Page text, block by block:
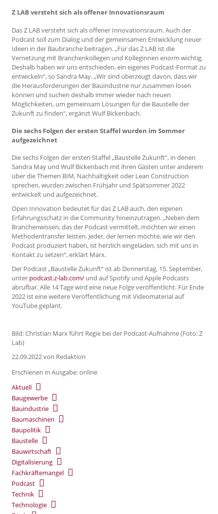
Z LAB versteht sich als offener Innovationsraum
Das Z LAB versteht sich als offener Innovationsraum. Auch der
Podcast soll zum Dialog und der gemeinsamen Entwicklung neuer
Ideen in der Baubranche beitragen. „Für das Z LAB ist die
Vernetzung mit Branchenkollegen und Kolleginnen enorm wichtig.
Deshalb haben wir uns entschieden, ein eigenes Podcast-Format zu
entwickeln“, so Sandra May. „Wir sind überzeugt davon, dass wir
die Herausforderungen der Bauindustrie nur zusammen lösen
können und suchen deshalb immer wieder nach neuen
Möglichkeiten, um gemeinsam Lösungen für die Baustelle der
Zukunft zu finden“, ergänzt Wulf Bickenbach.
Die sechs Folgen der ersten Staffel wurden im Sommer
aufgezeichnet
Die sechs Folgen der ersten Staffel „Baustelle Zukunft“, in denen
Sandra May und Wulf Bickenbach mit ihren Gästen unter anderem
über die Themen BIM, Nachhaltigkeit oder Lean Construction
sprechen, wurden zwischen Frühjahr und Spätsommer 2022
entwickelt und aufgezeichnet.
Open Innovation bedeutet für das Z LAB auch, den eigenen
Erfahrungsschatz in die Community hineinzutragen. „Neben dem
Branchenwissen, das der Podcast vermittelt, möchten wir einen
Methodentransfer leisten. Jeder, der lernen möchte, wie wir den
Podcast produziert haben, ist herzlich eingeladen, sich mit uns in
Kontakt zu setzen“, erklärt Marx.
Der Podcast „Baustelle Zukunft“ ist ab Donnerstag, 15. September,
unter podcast.z-lab.com/ und auf Spotify und Apple Podcasts
abrufbar. Alle 14 Tage wird eine neue Folge veröffentlicht. Für Ende
2022 ist eine weitere Veröffentlichung mit Videomaterial auf
YouTube geplant.
Bild: Christian Marx führt Regie bei der Podcast-Aufnahme (Foto: Z
Lab)
22.09.2022von Redaktion
Erschienen in Ausgabe: online
Aktuell
Baugewerbe
Bauindustrie
Baumaschinen
Baupolitik
Baustelle
Bauwirtschaft
Digitalisierung
Fachkräftemangel
Podcast
Technik
Technologie